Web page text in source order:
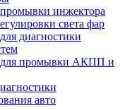
инжектора
света фар
диагностики
для промывки АКПП и
авто